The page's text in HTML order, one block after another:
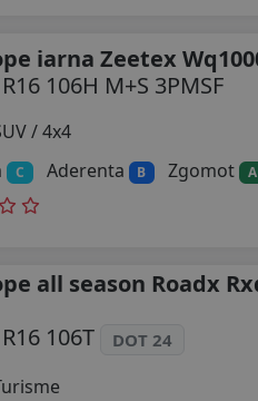
iarna Zeetex
106H M+S 3PMSF
/ 4x4
C Aderenta B Zgomot A
all season Roadx
106T
DOT 24